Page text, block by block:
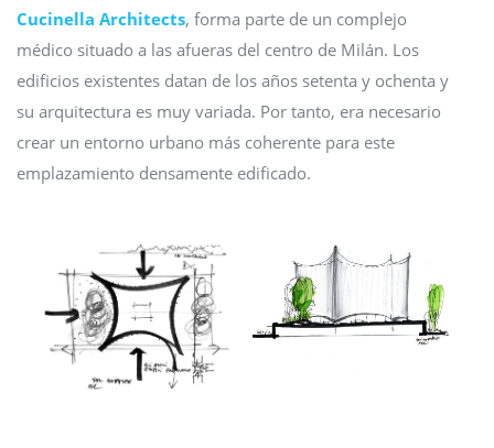
Cucinella Architects, forma parte de un complejo
médico situado a las afueras del centro de Milán. Los
edificios existentes datan de los años setenta y ochenta y
su arquitectura es muy variada. Por tanto, era necesario
crear un entorno urbano más coherente para este
emplazamiento densamente edificado.